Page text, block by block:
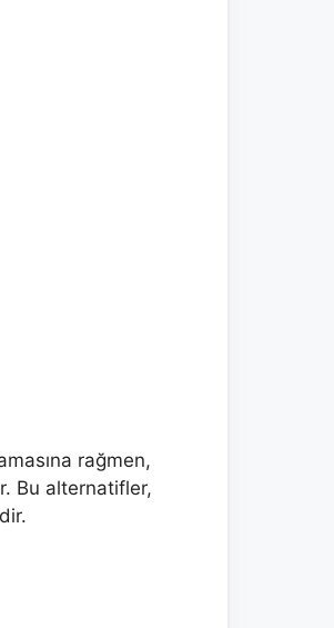
rağmen,
Bu alternatifler,